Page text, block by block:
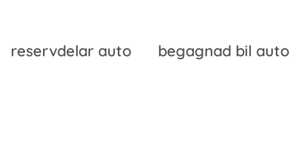
reservdelar auto begagnad bil auto